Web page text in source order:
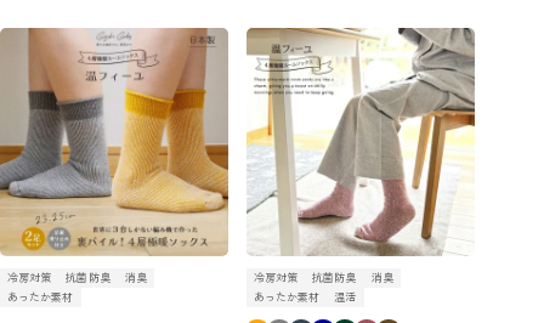
冷房対策 抗菌防臭
消臭
あったか素材
冷房対策 抗菌防臭
消臭
あったか素材
温活